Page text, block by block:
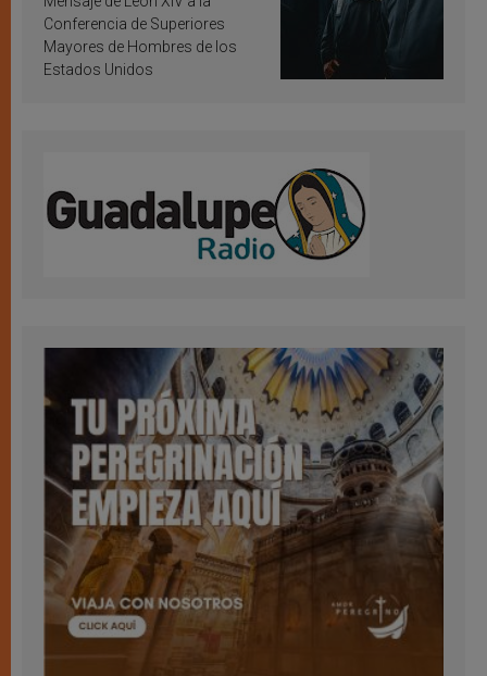
Conferencia de Superiores
Mayores de Hombres de los
Estados Unidos